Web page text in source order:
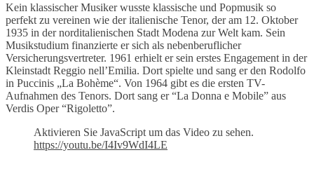
Kein klassischer Musiker wusste klassische und Popmusik so
perfekt zu vereinen wie der italienische Tenor, der am 12. Oktober
1935 in der norditalienischen Stadt Modena zur Welt kam. Sein
Musikstudium finanzierte er sich als nebenberuflicher
Versicherungsvertreter. 1961 erhielt er sein erstes Engagement in der
Kleinstadt Reggio nell’Emilia. Dort spielte und sang er den Rodolfo
in Puccinis „La Bohème“. Von 1964 gibt es die ersten TV-
Aufnahmen des Tenors. Dort sang er “La Donna e Mobile” aus
Verdis Oper “Rigoletto”.
Aktivieren Sie JavaScript um das Video zu sehen.
https://youtu.be/I4Iv9WdI4LE